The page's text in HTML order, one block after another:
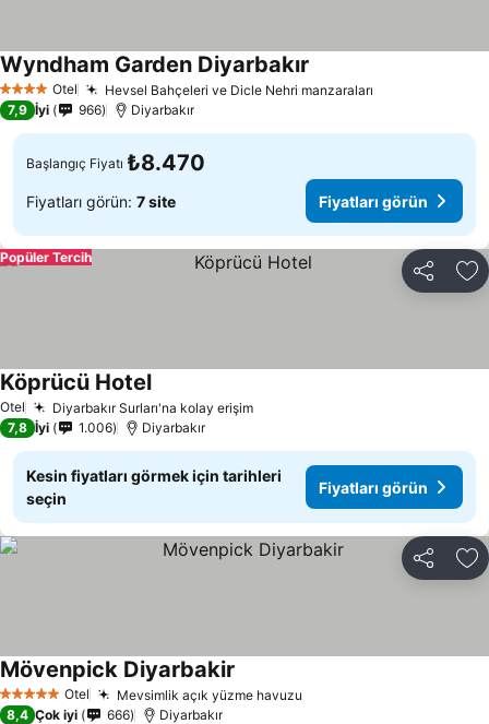
4 Yıldız Otel Hevsel Bahçeleri ve Dicle Nehri manzaraları
Wyndham Garden Diyarbakır
7,9 İyi 966 Diyarbakır
Başlangıç Fiyatı ₺8.470
Fiyatları görün: 7 site Fiyatları görün
Paylaş
Popüler Tercih
Otel Diyarbakır Surları'na kolay erişimFiyatları görün
Köprücü HotelFiyatları görün
7,8 İyi 1.006 Diyarbakır
Kesin fiyatları görmek için tarihleri
seçin
Fiyatları görün
Paylaş
5 Yıldız Otel Mevsimlik açık yüzme havuzu
Mövenpick Diyarbakir
8,4 Çok iyi 666 Diyarbakır